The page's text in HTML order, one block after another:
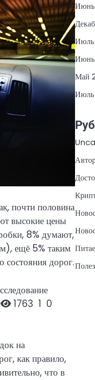
почти половина
высокие цены
8% думают,
ещё 5% таким
состояния дорог.
1763 1 0
на
как правило,
что в
Июль
Май
Июль